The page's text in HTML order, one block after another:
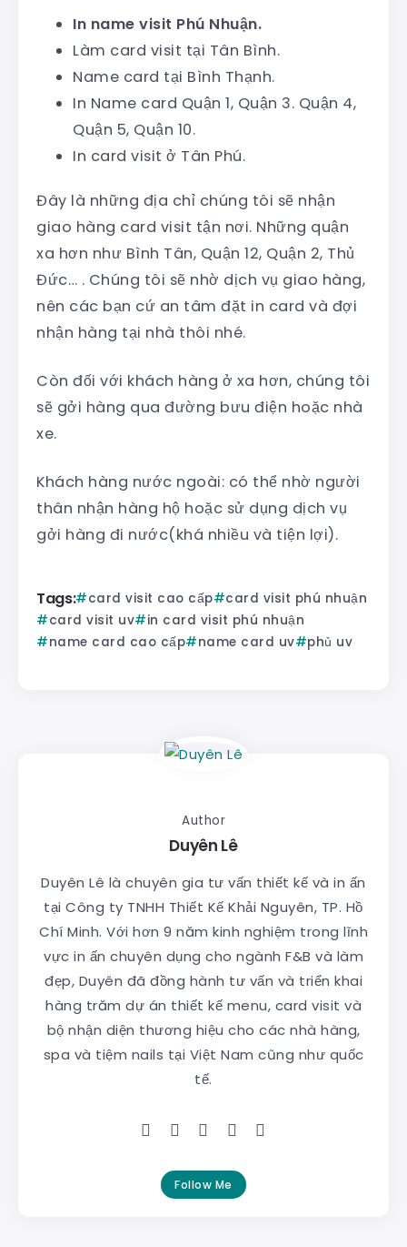
In name visit Phú Nhuận.
Làm card visit tại Tân Bình.
Name card tại Bình Thạnh.
In Name card Quận 1, Quận 3. Quận 4,
Quận 5, Quận 10.
In card visit ở Tân Phú.
Đây là những địa chỉ chúng tôi sẽ nhận
giao hàng card visit tận nơi. Những quận
xa hơn như Bình Tân, Quận 12, Quận 2, Thủ
Đức… . Chúng tôi sẽ nhờ dịch vụ giao hàng,
nên các bạn cứ an tâm đặt in card và đợi
nhận hàng tại nhà thôi nhé.
Còn đối với khách hàng ở xa hơn, chúng tôi
sẽ gởi hàng qua đường bưu điện hoặc nhà
xe.
Khách hàng nước ngoài: có thể nhờ người
thân nhận hàng hộ hoặc sử dụng dịch vụ
gởi hàng đi nước(khá nhiều và tiện lợi).
Tags: card visit cao cấp
card visit phú nhuận
card visit uv
in card visit phú nhuận
name card cao cấp
name card uv phủ uv
Author
Duyên Lê
Duyên Lê là chuyên gia tư vấn thiết kế và in ấn
tại Công ty TNHH Thiết Kế Khải Nguyên, TP. Hồ
Chí Minh. Với hơn 9 năm kinh nghiệm trong lĩnh
vực in ấn chuyên dụng cho ngành F&B và làm
đẹp, Duyên đã đồng hành tư vấn và triển khai
hàng trăm dự án thiết kế menu, card visit và
bộ nhận diện thương hiệu cho các nhà hàng,
spa và tiệm nails tại Việt Nam cũng như quốc
tế.
Follow Me